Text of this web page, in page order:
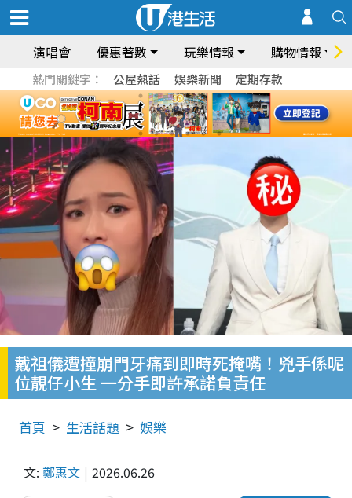
演唱會 優惠著數 玩樂情報 購物情報
熱門關鍵字： 公屋熱話 娛樂新聞 定期存款
戴祖儀遭撞崩門牙痛到即時死掩嘴！兇手係呢
位靚仔小生 一分手即許承諾負責任
首頁 生活話題 娛樂
文: 鄭惠文 2026.06.26